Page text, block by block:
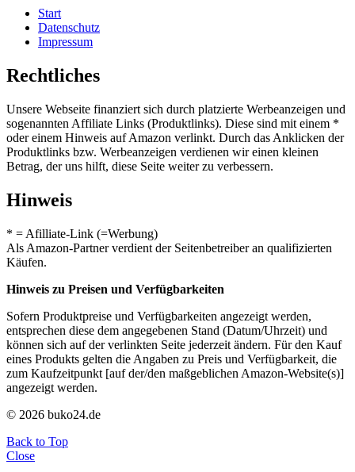
Start
Datenschutz
Impressum
Rechtliches
Unsere Webseite finanziert sich durch platzierte Werbeanzeigen und
sogenannten Affiliate Links (Produktlinks). Diese sind mit einem *
oder einem Hinweis auf Amazon verlinkt. Durch das Anklicken der
Produktlinks bzw. Werbeanzeigen verdienen wir einen kleinen
Betrag, der uns hilft, diese Seite weiter zu verbessern.
Hinweis
* = Afilliate-Link (=Werbung)
Als Amazon-Partner verdient der Seitenbetreiber an qualifizierten
Käufen.
Hinweis zu Preisen und Verfügbarkeiten
Sofern Produktpreise und Verfügbarkeiten angezeigt werden,
entsprechen diese dem angegebenen Stand (Datum/Uhrzeit) und
können sich auf der verlinkten Seite jederzeit ändern. Für den Kauf
eines Produkts gelten die Angaben zu Preis und Verfügbarkeit, die
zum Kaufzeitpunkt [auf der/den maßgeblichen Amazon-Website(s)]
angezeigt werden.
© 2026 buko24.de
Back to Top
Close